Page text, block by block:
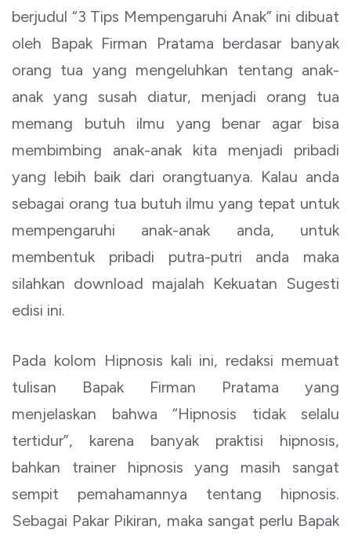
berjudul “3 Tips Mempengaruhi Anak” ini dibuat
oleh Bapak Firman Pratama berdasar banyak
orang tua yang mengeluhkan tentang anak-
anak yang susah diatur, menjadi orang tua
memang butuh ilmu yang benar agar bisa
membimbing anak-anak kita menjadi pribadi
yang lebih baik dari orangtuanya. Kalau anda
sebagai orang tua butuh ilmu yang tepat untuk
mempengaruhi anak-anak anda, untuk
membentuk pribadi putra-putri anda maka
silahkan download majalah Kekuatan Sugesti
edisi ini.
Pada kolom Hipnosis kali ini, redaksi memuat
tulisan Bapak Firman Pratama yang
menjelaskan bahwa “Hipnosis tidak selalu
tertidur”, karena banyak praktisi hipnosis,
bahkan trainer hipnosis yang masih sangat
sempit pemahamannya tentang hipnosis.
Sebagai Pakar Pikiran, maka sangat perlu Bapak